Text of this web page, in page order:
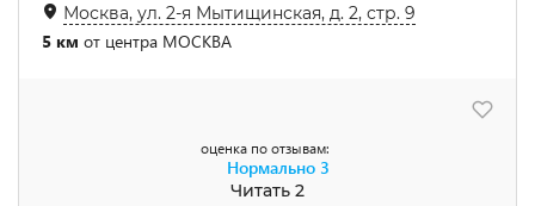
Москва, ул. 2-я Мытищинская, д. 2, стр. 9
5 км от центра МОСКВА
оценка по отзывам:
Нормально 3
Читать 2